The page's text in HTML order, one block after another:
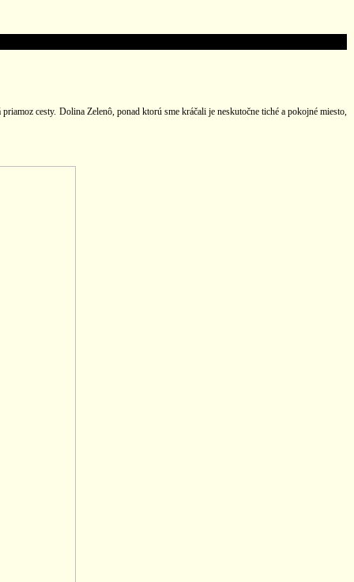
cesty. Dolina Zelenô, ponad ktorú sme kráčali je neskutočne tiché a pokojné miesto,